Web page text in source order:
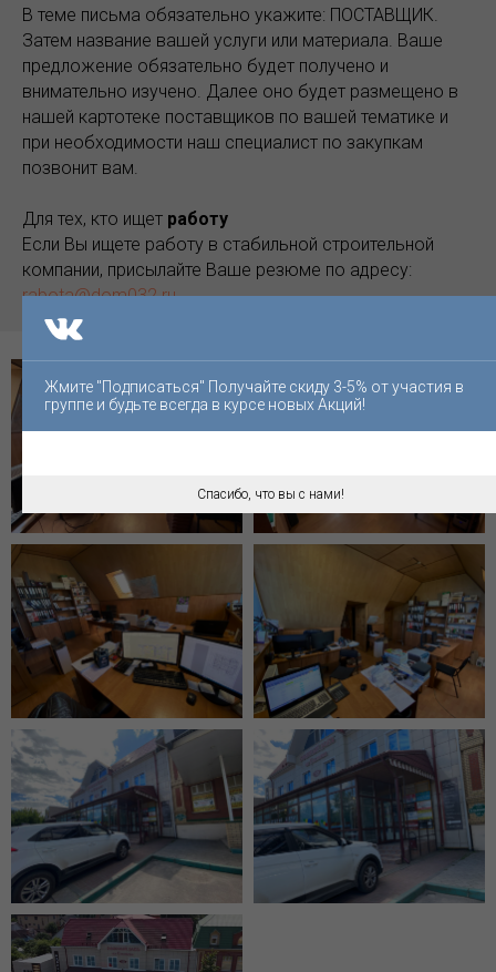
В теме письма обязательно укажите: ПОСТАВЩИК.
Затем название вашей услуги или материала. Ваше
предложение обязательно будет получено и
внимательно изучено. Далее оно будет размещено в
нашей картотеке поставщиков по вашей тематике и
при необходимости наш специалист по закупкам
позвонит вам.
Для тех, кто ищет работу
Если Вы ищете работу в стабильной строительной
компании, присылайте Ваше резюме по адресу:
rabota@dom032.ru
Жмите "Подписаться" Получайте скиду 3-5% от участия в
группе и будьте всегда в курсе новых Акций!
Спасибо, что вы с нами!